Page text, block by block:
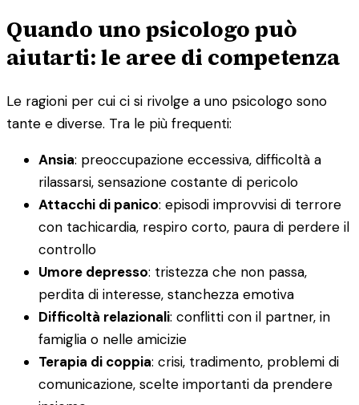
Quando uno psicologo può
aiutarti: le aree di competenza
Le ragioni per cui ci si rivolge a uno psicologo sono
tante e diverse. Tra le più frequenti:
Ansia: preoccupazione eccessiva, difficoltà a
rilassarsi, sensazione costante di pericolo
Attacchi di panico: episodi improvvisi di terrore
con tachicardia, respiro corto, paura di perdere il
controllo
Umore depresso: tristezza che non passa,
perdita di interesse, stanchezza emotiva
Difficoltà relazionali: conflitti con il partner, in
famiglia o nelle amicizie
Terapia di coppia: crisi, tradimento, problemi di
comunicazione, scelte importanti da prendere